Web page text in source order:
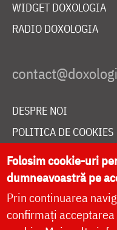
WIDGET DOXOLOGIA
RADIO DOXOLOGIA
DESPRE NOI
POLITICA DE COOKIES
DONEAZĂ ONLINE
LIVE
Folosim cookie-uri
dumneavoastră pe
Prin continuarea
confirmați